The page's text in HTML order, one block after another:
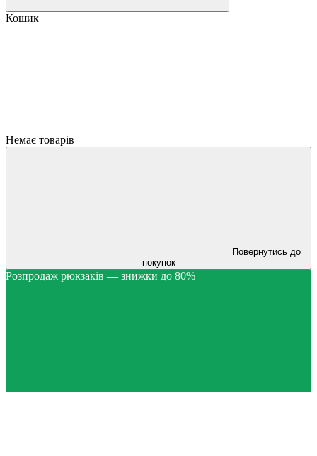
Кошик
Немає товарів
Повернутись до
покупок
Розпродаж рюкзаків — знижки до 80%